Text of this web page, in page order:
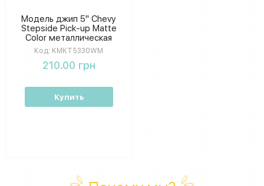
Модель джип 5" Chevy
Stepside Pick-up Matte
Color металлическая
инерционная,
открываются двери, в
коробке KMKT5330WM
Код: KMKT5330WM
210.00 грн
Купить